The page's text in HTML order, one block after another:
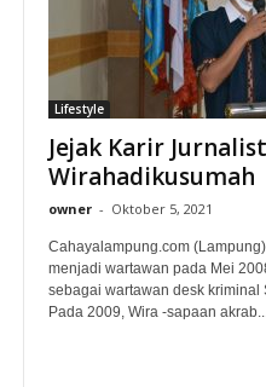
Lifestyle
Jejak Karir
Wirahadikusumah
owner - Oktober 5, 2021
Cahayalampung.com
menjadi wartawan pada Mei
sebagai wartawan desk kriminal
Pada 2009, Wira -sapaan akrab...